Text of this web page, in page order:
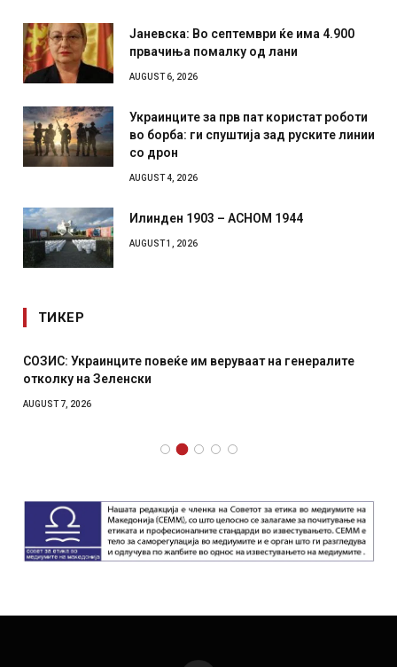
Јаневска: Во септември ќе има 4.900
првачиња помалку од лани
AUGUST 6, 2026
Украинците за прв пат користат роботи
во борба: ги спуштија зад руските линии
со дрон
AUGUST 4, 2026
Илинден 1903 – АСНОМ 1944
AUGUST 1, 2026
ТИКЕР
СОЗИС: Украинците повеќе им веруваат на генералите
отколку на Зеленски
AUGUST 7, 2026